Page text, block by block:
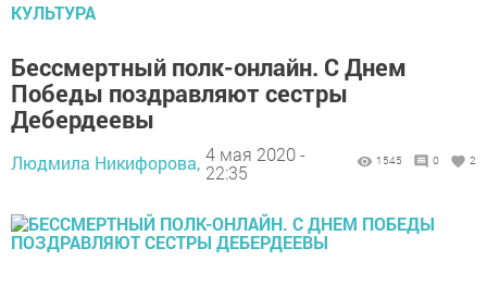
КУЛЬТУРА
Бессмертный полк-онлайн. С Днем
Победы поздравляют сестры
Дебердеевы
Людмила Никифорова, 4 мая 2020 -
22:35
1545 0 2